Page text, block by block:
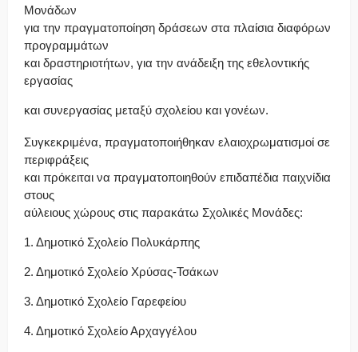
Μονάδων
για την πραγματοποίηση δράσεων στα πλαίσια διαφόρων
προγραμμάτων
και δραστηριοτήτων, για την ανάδειξη της εθελοντικής
εργασίας
και συνεργασίας μεταξύ σχολείου και γονέων.
Συγκεκριμένα, πραγματοποιήθηκαν ελαιοχρωματισμοί σε
περιφράξεις
και πρόκειται να πραγματοποιηθούν επιδαπέδια παιχνίδια
στους
αύλειους χώρους στις παρακάτω Σχολικές Μονάδες:
1. Δημοτικό Σχολείο Πολυκάρπης
2. Δημοτικό Σχολείο Χρύσας-Τσάκων
3. Δημοτικό Σχολείο Γαρεφείου
4. Δημοτικό Σχολείο Αρχαγγέλου